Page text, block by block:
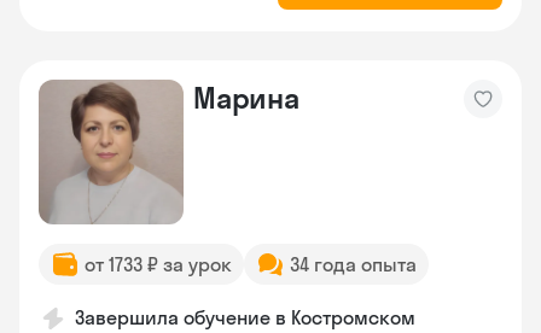
Марина
от 1733 ₽ за урок 34 года опыта
Завершила обучение в Костромском